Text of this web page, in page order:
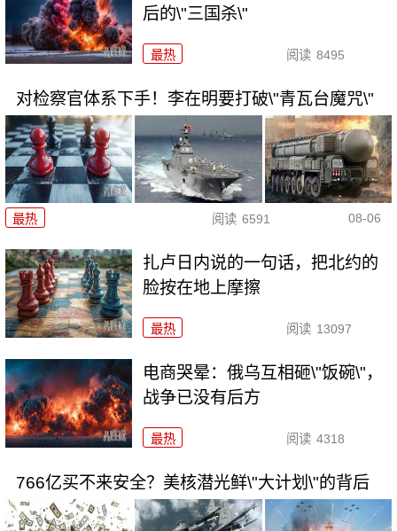
后的\"三国杀\"
最热 阅读 8495
对检察官体系下手！李在明要打破\"青瓦台魔咒\"
最热 阅读 6591 08-06
扎卢日内说的一句话，把北约的
脸按在地上摩擦
最热 阅读 13097
电商哭晕：俄乌互相砸\"饭碗\"，
战争已没有后方
最热 阅读 4318
766亿买不来安全？美核潜光鲜\"大计划\"的背后